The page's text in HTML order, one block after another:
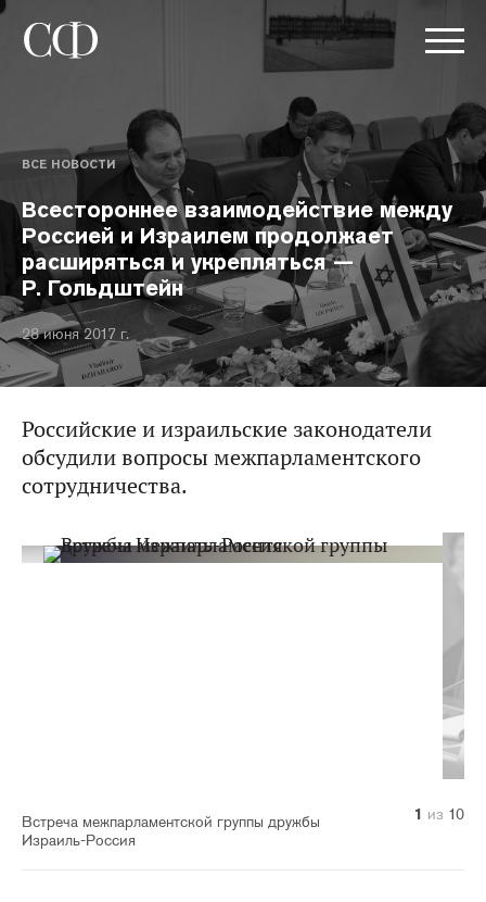
ВСЕ НОВОСТИ
Всестороннее взаимодействие между
Россией и Израилем продолжает
расширяться и укрепляться —
Р. Гольдштейн
28 июня 2017 г.
Российские и израильские законодатели
обсудили вопросы межпарламентского
сотрудничества.
Встреча межпарламентской группы дружбы
Израиль-Россия
1 из 10
2 из 10
3 из 10
4 из 10
5 из 10
6 из 10
7 из 10
8 из 10
9 из 10
10 из 10